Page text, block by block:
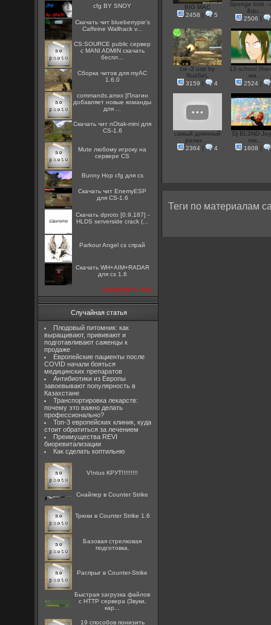
cfg BY SNOY
Скачать чит blueberrypie's
Caffeine Wallhack v...
CS:SOURCE public сервер
с MANI ADMIN скачать
беспл...
Сборка читов для myAC
1.6.0
commands.amxx [Плагин
добавляет новые команды
для ...
Скачать чит nOtak-mini для
CS-1.6
Mute любому игроку на
сервере CS
Bunny Hop cfg для cs
Скачать чит EnemyESP
для CS-1.6
Скачать dproto [0.9.187] -
HLDS serverside crack (...
Parkour Angel cs спрай
Скачать WH+AIM+RADAR
для cs 1.6
посмотреть все
Случайная статья
Плодовый питомник: как
выращивают, прививают и
подготавливают саженцы к
продаже
Европейские пациенты после
COVID начали бояться
медицинских препаратов
Антибиотики из Европы
завоевывают популярность в
Казахстане
Транспортировка лекарств:
почему это важно делать
профессионально?
Топ-3 европейских клиник, куда
стоит обратиться за лечением
Преимущества REVI
биоревитализации
Как сделать коптильню
V!ntus КРУТ!!!!!!!!!
Снайпер в Counter Strike
Трюки в Counter Strike 1.6
Базовая стрелковая
подготовка.
Распрыг в Counter-Strike
Быстрая загрузка файлов
с HTTP сервера (Звуки,
кар...
19 способов понизить
BIG MAC
2458 | 5
Sponge bob -
&qu...
2506 |
cw -3 usp by
RusSeL
3159 | 4
13 school
ма...
2524|
самый длинный
ролик ...
2364| 4
Dj BL3ND
mix...
1608 |
Теги по материалам